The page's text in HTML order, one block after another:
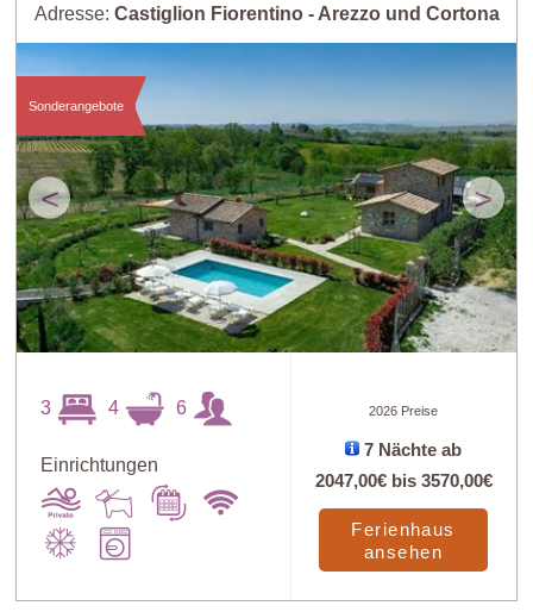
Preis: niedrig >
Adresse: Castiglion Fiorentino - Arezzo und Cortona
< >
Sonderangebote
3 4 6
Einrichtungen
2026 Preise
7 Nächte ab
2047,00€bis 3570,00€
Ferienhaus
ansehen